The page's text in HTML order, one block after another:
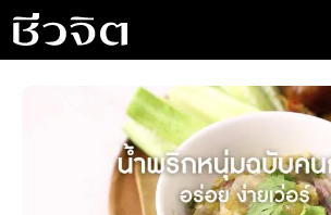
Skip
to
content